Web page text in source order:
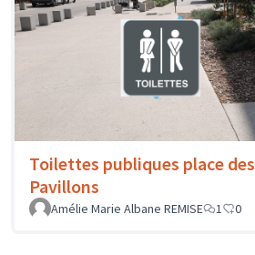
Toilettes publiques place des
Pavillons
Amélie Marie Albane REMISE
1 0